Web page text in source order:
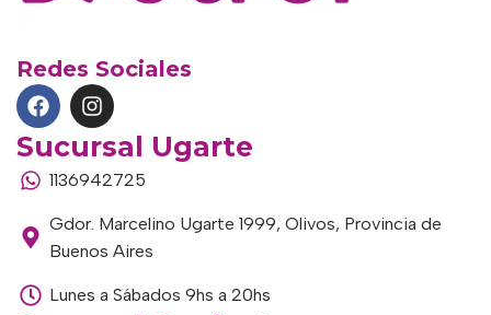
Redes Sociales
Sucursal Ugarte
1136942725
Gdor. Marcelino Ugarte 1999, Olivos, Provincia de
Buenos Aires
Lunes a Sábados 9hs a 20hs